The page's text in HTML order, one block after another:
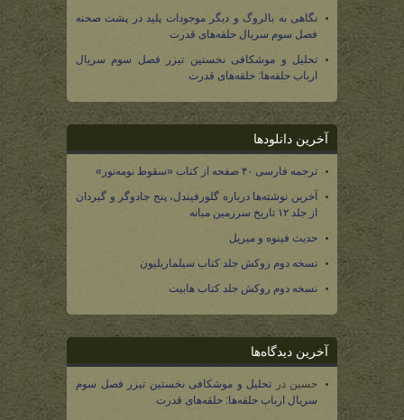
نگاهی به بالروگ و دیگر موجودات پلید در پشت صحنه
فصل سوم سریال حلقه‌های قدرت
تحلیل و موشکافی نخستین تیزر فصل سوم سریال
ارباب حلقه‌ها: حلقه‌های قدرت
آخرین دانلودها
ترجمه فارسی ۴۰ صفحه از کتاب «سقوط نومه‌نور»
آخرین نوشته‌ها درباره گلورفیندل، پنج جادوگر و گیردان
از جلد ۱۲ تاریخ سرزمین میانه
حدیث فینوه و میریل
نسخه دوم روکش جلد کتاب سیلماریلیون
نسخه دوم روکش جلد کتاب هابیت
آخرین دیدگاه‌ها
حسین در تحلیل و موشکافی نخستین تیزر فصل سوم
سریال ارباب حلقه‌ها: حلقه‌های قدرت